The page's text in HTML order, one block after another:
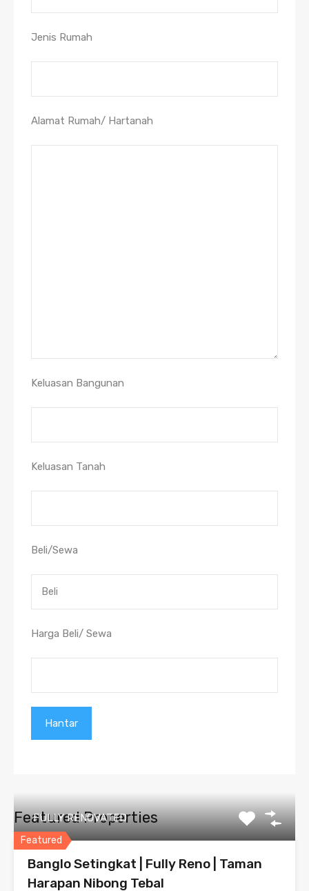
Jenis Rumah
Alamat Rumah/ Hartanah
Keluasan Bangunan
Keluasan Tanah
Beli/Sewa
Harga Beli/ Sewa
Featured Properties
Featured
FULLY RENOVATED
Banglo Setingkat | Fully Reno | Taman
Harapan Nibong Tebal